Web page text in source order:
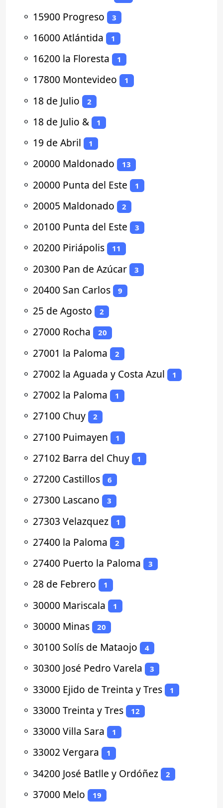
⚬ 15900 Progreso 3
⚬ 16000 Atlántida 1
⚬ 16200 la Floresta 1
⚬ 17800 Montevideo 1
⚬ 18 de Julio 2
⚬ 18 de Julio & 1
⚬ 19 de Abril 1
⚬ 20000 Maldonado 13
⚬ 20000 Punta del Este 1
⚬ 20005 Maldonado 2
⚬ 20100 Punta del Este 3
⚬ 20200 Piriápolis 11
⚬ 20300 Pan de Azúcar 3
⚬ 20400 San Carlos 9
⚬ 25 de Agosto 2
⚬ 27000 Rocha 20
⚬ 27001 la Paloma 2
⚬ 27002 la Aguada y Costa Azul 1
⚬ 27002 la Paloma 1
⚬ 27100 Chuy 2
⚬ 27100 Puimayen 1
⚬ 27102 Barra del Chuy 1
⚬ 27200 Castillos 6
⚬ 27300 Lascano 3
⚬ 27303 Velazquez 1
⚬ 27400 la Paloma 2
⚬ 27400 Puerto la Paloma 3
⚬ 28 de Febrero 1
⚬ 30000 Mariscala 1
⚬ 30000 Minas 20
⚬ 30100 Solís de Mataojo 4
⚬ 30300 José Pedro Varela 3
⚬ 33000 Ejido de Treinta y Tres 1
⚬ 33000 Treinta y Tres 12
⚬ 33000 Villa Sara 1
⚬ 33002 Vergara 1
⚬ 34200 José Batlle y Ordóñez 2
⚬ 37000 Melo 19